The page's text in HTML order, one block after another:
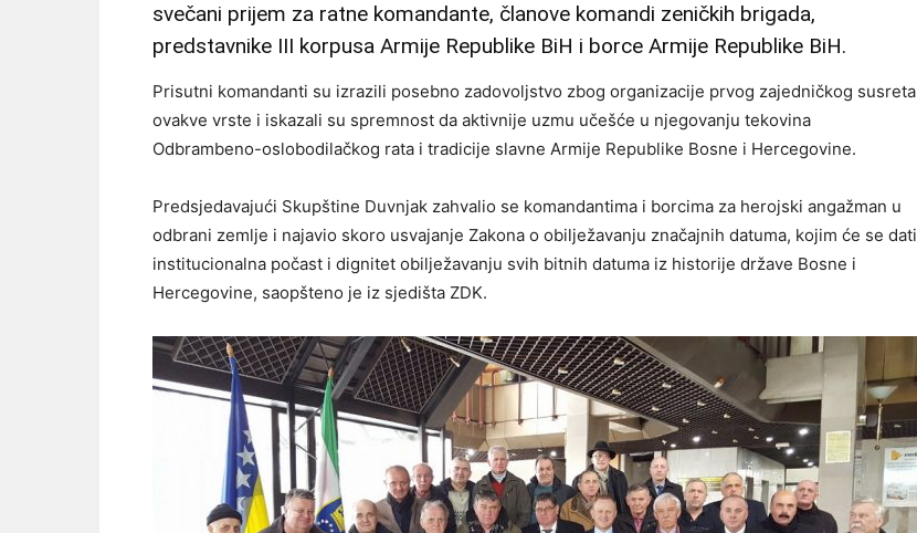
svečani prijem za ratne komandante, članove komandi zeničkih brigada,
predstavnike III korpusa Armije Republike BiH i borce Armije Republike BiH.
Prisutni komandanti su izrazili posebno zadovoljstvo zbog organizacije prvog zajedničkog susreta
ovakve vrste i iskazali su spremnost da aktivnije uzmu učešće u njegovanju tekovina
Odbrambeno-oslobodilačkog rata i tradicije slavne Armije Republike Bosne i Hercegovine.
Predsjedavajući Skupštine Duvnjak zahvalio se komandantima i borcima za herojski angažman u
odbrani zemlje i najavio skoro usvajanje Zakona o obilježavanju značajnih datuma, kojim će se dati
institucionalna počast i dignitet obilježavanju svih bitnih datuma iz historije države Bosne i
Hercegovine, saopšteno je iz sjedišta ZDK.